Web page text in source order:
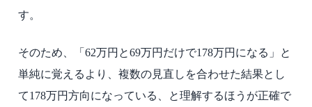
す。
そのため、「62万円と69万円だけで178万円になる」と
単純に覚えるより、複数の見直しを合わせた結果とし
て178万円方向になっている、と理解するほうが正確で